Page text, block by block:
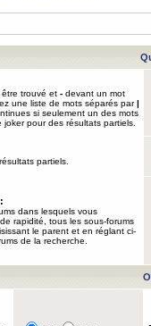
trouvé et - devant un mot
une liste de mots séparés par|
si seulement un des mots
pour des résultats partiels.
partiels.
dans lesquels vous
rapidité, tous les sous-forums
le parent et en réglant ci-
de la recherche.